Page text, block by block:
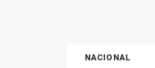
NACIONAL